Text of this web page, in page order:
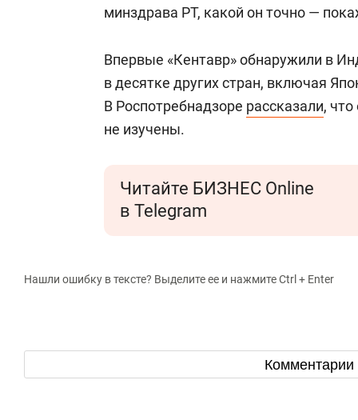
минздрава РТ, какой он точно —
Впервые «Кентавр» обнаружили в
в десятке других стран, включая
В Роспотребнадзоре рассказали,
не изучены.
Читайте БИЗНЕС Online
в Telegram
Нашли ошибку в тексте? Выделите ее и нажмите Ctrl + Enter
Комментарии